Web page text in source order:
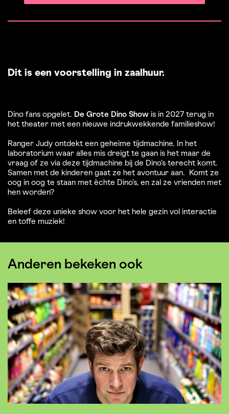
Dit is een voorstelling in zaalhuur.
Dino fans opgelet. De Grote Dino Show is in 2027 terug in
het theater met een nieuwe indrukwekkende familieshow!
Ranger Judy ontdekt een geheime tijdmachine. In het
laboratorium waar alles mis dreigt te gaan is het maar de
vraag of ze via deze tijdmachine bij de Dino’s terecht komt.
Samen met de kinderen gaat ze het avontuur aan. Komt ze
oog in oog te staan met èchte Dino’s, en zal ze vrienden met
hen worden?
Beleef deze unieke show voor het hele gezin vol interactie
en toffe muziek!
Anderen bekeken ook